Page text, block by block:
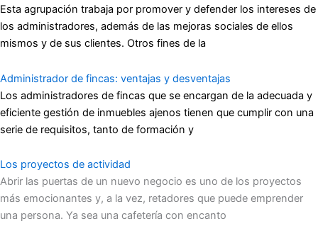
Esta agrupación trabaja por promover y defender los intereses de
los administradores, además de las mejoras sociales de ellos
mismos y de sus clientes. Otros fines de la
Administrador de fincas: ventajas y desventajas
Los administradores de fincas que se encargan de la adecuada y
eficiente gestión de inmuebles ajenos tienen que cumplir con una
serie de requisitos, tanto de formación y
Los proyectos de actividad
Abrir las puertas de un nuevo negocio es uno de los proyectos
más emocionantes y, a la vez, retadores que puede emprender
una persona. Ya sea una cafetería con encanto